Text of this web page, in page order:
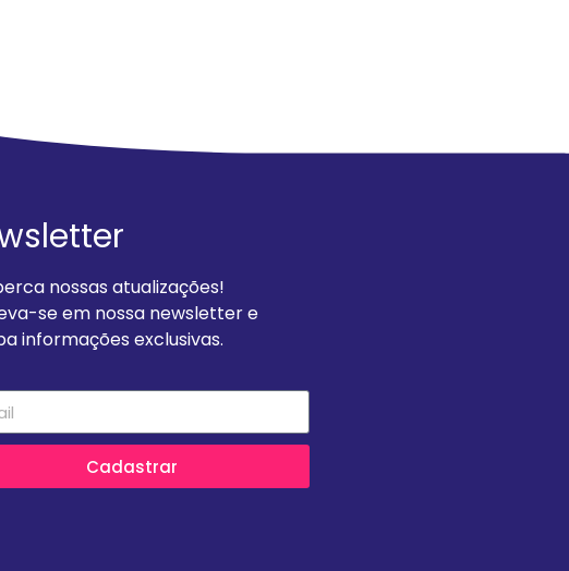
2025
nossas atualizações!
se em nossa newsletter e
informações exclusivas.
Cadastrar